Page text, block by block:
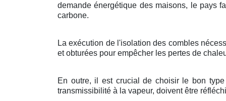
demande énergétique des maisons, le pays
carbone.
La exécution de l'isolation des combles
et obturées pour empêcher les pertes de
En outre, il est crucial de choisir le bon
transmissibilité à la vapeur, doivent être